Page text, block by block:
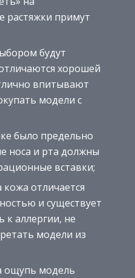
растяжки примут
будут
хорошей
впитывают
модели с
было предельно
носа и рта должны
вставки;
кожа отличается
и существует
к аллергии, не
модели из
ощупь модель